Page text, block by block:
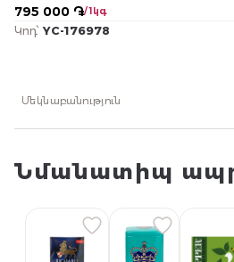
795 000 ֏/ 1կգ
Կոդ՝ YC-176978
Մեկնաբանություն
Նմանատիպ